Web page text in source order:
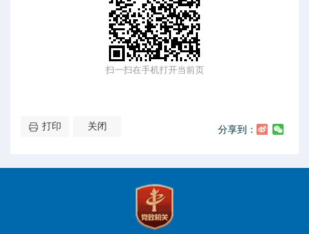
扫一扫在手机打开当前页
打印 关闭 分享到：